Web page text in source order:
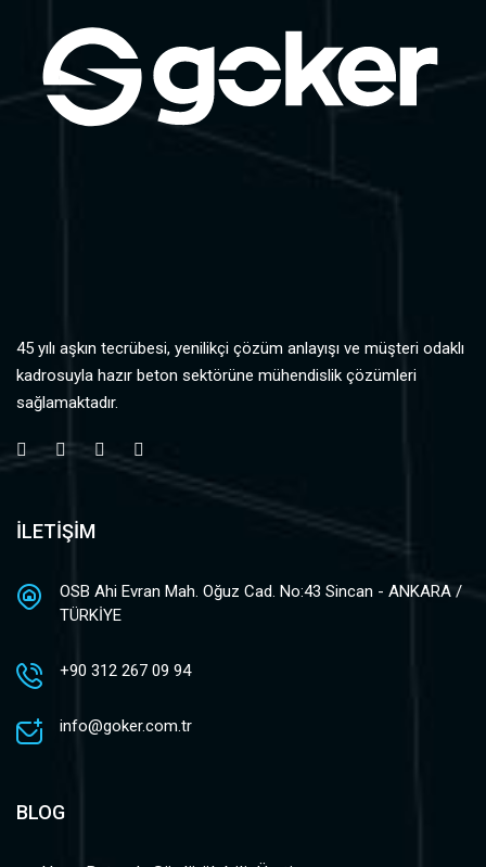
45 yılı aşkın tecrübesi, yenilikçi çözüm anlayışı ve müşteri odaklı
kadrosuyla hazır beton sektörüne mühendislik çözümleri
sağlamaktadır.
İLETİŞİM
OSB Ahi Evran Mah. Oğuz Cad. No:43 Sincan - ANKARA /
TÜRKİYE
+90 312 267 09 94
info@goker.com.tr
BLOG